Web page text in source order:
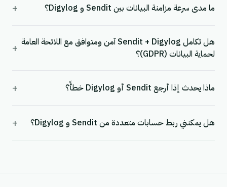
ما مدى سرعة مزامنة البيانات بين Sendit و Digylog؟ +
هل تكامل Sendit + Digylog آمن ومتوافق مع اللائحة العامة
لحماية البيانات (GDPR)؟
+
ماذا يحدث إذا أرجع Sendit أو Digylog خطأً؟ +
هل يمكنني ربط حسابات متعددة من Sendit و Digylog؟ +